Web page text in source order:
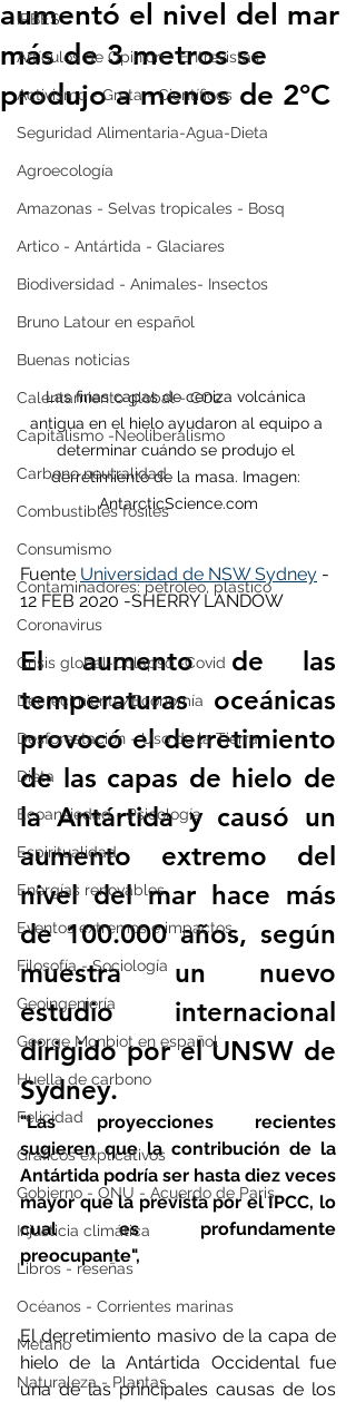
IPBES
Artículos de Opinión - Entrevistas
Activismo - Greta - Científicos
Seguridad Alimentaria-Agua-Dieta
Agroecología
Amazonas - Selvas tropicales - Bosq
Artico - Antártida - Glaciares
Biodiversidad - Animales- Insectos
Bruno Latour en español
Buenas noticias
Calentamiento global - CO2
Capitalismo -Neoliberalismo
Carbono neutralidad
Combustibles fósiles
Consumismo
Contaminadores: petróleo, plástico
Coronavirus
Crisis global-Colapso -Covid
Decrecimiento/Economía
Desforestación - Uso de la Tierra
Dieta
Ecoansiedad - Psicología
Espiritualidad
Energías renovables
Eventos extremos e impactos
Filosofía - Sociología
Geoingeniería
George Monbiot en español
Huella de carbono
Felicidad
Gráficos explicativos
Gobierno - ONU - Acuerdo de Paris
Injusticia climática
Libros - reseñas
Océanos - Corrientes marinas
Metano
Naturaleza - Plantas
aumentó el nivel del mar
más de 3 metros se
produjo a menos de 2°C
Las finas capas de ceniza volcánica
antigua en el hielo ayudaron al equipo a
determinar cuándo se produjo el
derretimiento de la masa. Imagen:
AntarcticScience.com
Fuente Universidad de NSW Sydney -
12 FEB 2020 -SHERRY LANDOW
El aumento de las
temperaturas oceánicas
provocó el derretimiento
de las capas de hielo de
la Antártida y causó un
aumento extremo del
nivel del mar hace más
de 100.000 años, según
muestra un nuevo
estudio internacional
dirigido por el UNSW de
Sydney.
"Las proyecciones recientes
sugieren que la contribución de la
Antártida podría ser hasta diez veces
mayor que la prevista por el IPCC, lo
cual es profundamente
preocupante",
El derretimiento masivo de la capa de
hielo de la Antártida Occidental fue
una de las principales causas de los